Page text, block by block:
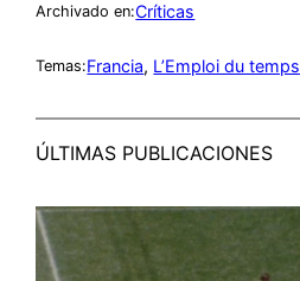
Archivado en:Críticas
Temas:Francia, L’Emploi du temps
ÚLTIMAS PUBLICACIONES